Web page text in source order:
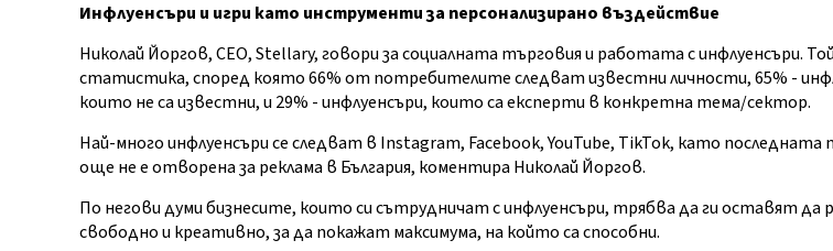
Инфлуенсъри и игри като инструменти за персонализирано въздействие
Николай Йоргов, CEO, Stellary, говори за социалната търговия и работата с инфлуенсъри.
статистика, според която 66% от потребителите следват известни личности, 65% -
които не са известни, и 29% - инфлуенсъри, които са експерти в конкретна тема/сектор.
Най-много инфлуенсъри се следват в Instagram, Facebook, YouTube, TikTok, като
още не е отворена за реклама в България, коментира Николай Йоргов.
По негови думи бизнесите, които си сътрудничат с инфлуенсъри, трябва да ги оставят
свободно и креативно, за да покажат максимума, на който са способни.